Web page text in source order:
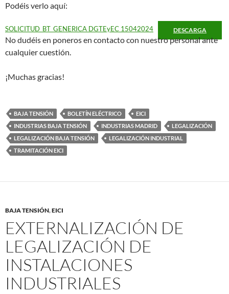
Podéis verlo aquí:
SOLICITUD_BT_GENERICA DGTEyEC 15042024 DESCARGA
No dudéis en poneros en contacto con nuestro personal ante
cualquier cuestión.
¡Muchas gracias!
BAJA TENSIÓN BOLETÍN ELÉCTRICO
EICI
INDUSTRIAS BAJA TENSIÓN
INDUSTRIAS MADRID
LEGALIZACIÓN
LEGALIZACIÓN BAJA TENSIÓN
LEGALIZACIÓN INDUSTRIAL
TRAMITACIÓN EICI
BAJA TENSIÓN,EICI
EXTERNALIZACIÓN DE
LEGALIZACIÓN DE
INSTALACIONES
INDUSTRIALES